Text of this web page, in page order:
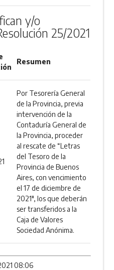
y/o
25/2021
Resumen
Por Tesorería General
de la Provincia, previa
intervención de la
Contaduría General de
la Provincia, proceder
al rescate de “Letras
del Tesoro de la
Provincia de Buenos
Aires, con vencimiento
el 17 de diciembre de
2021", los que deberán
ser transferidos a la
Caja de Valores
Sociedad Anónima.
08:06